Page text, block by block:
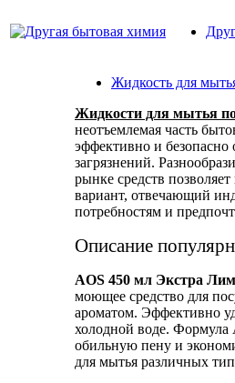
Жидкость для
Жидкости для мытья
неотъемлемая часть
эффективно и
загрязнений.
рынке средств
вариант, отвечающий
потребностям и
Описание
AOS 450 мл Экстра
моющее средство для
ароматом. Эффективно
холодной воде. Формула
обильную пену и
для мытья различных